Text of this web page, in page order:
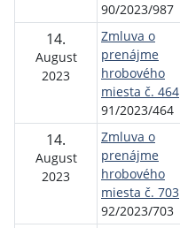
90/2023/987
14.
August
2023
Zmluva o
prenájme
hrobového
miesta č. 464
91/2023/464
14.
August
2023
Zmluva o
prenájme
hrobového
miesta č. 703
92/2023/703